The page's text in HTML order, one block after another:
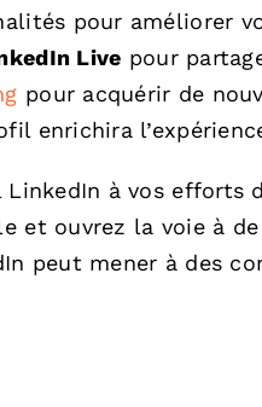
pour améliorer
Live pour
pour acquérir de
enrichira
à vos efforts
et ouvrez la voie à
peut mener à des